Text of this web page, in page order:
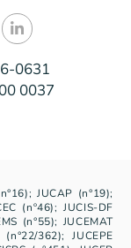
0631
0037
JUCAP (n°19);
(nº46); JUCIS-DF
(n°55); JUCEMAT
362); JUCEPE